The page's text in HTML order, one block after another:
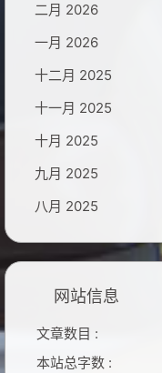
二月 2026
一月 2026
十二月 2025
十一月 2025
十月 2025
九月 2025
八月 2025
网站信息
文章数目 :
本站总字数 :